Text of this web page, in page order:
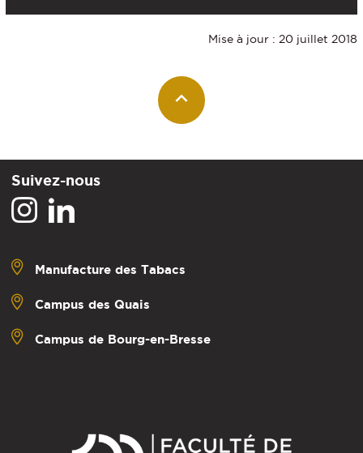
Mise à jour : 20 juillet 2018
Suivez-nous
Manufacture des Tabacs
Campus des Quais
Campus de Bourg-en-Bresse